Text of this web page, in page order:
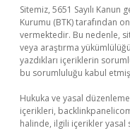
Sitemiz, 5651 Sayılı
Kurumu (BTK) tarafından
vermektedir. Bu nedenle,
veya araştırma
yazdıkları içeriklerin
bu sorumluluğu kabul etmiş
Hukuka ve yasal
içerikleri,
halinde, ilgili içerikler yasal